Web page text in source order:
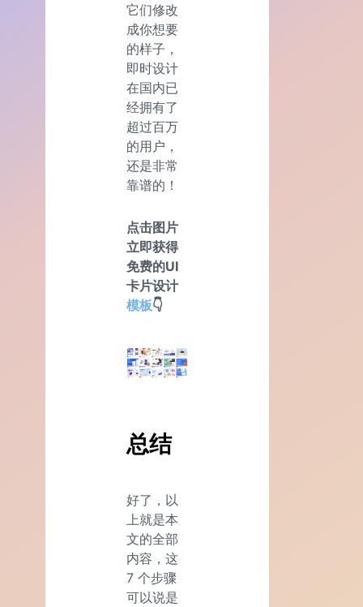
它们修改
成你想要
的样子，
即时设计
在国内已
经拥有了
超过百万
的用户，
还是非常
靠谱的！
点击图片
立即获得
免费的UI
卡片设计
模板👇
总结
好了，以
上就是本
文的全部
内容，这
7 个步骤
可以说是